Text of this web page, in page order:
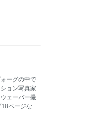
ーグの中で
ョン写真家
ェーバー撮
ページな